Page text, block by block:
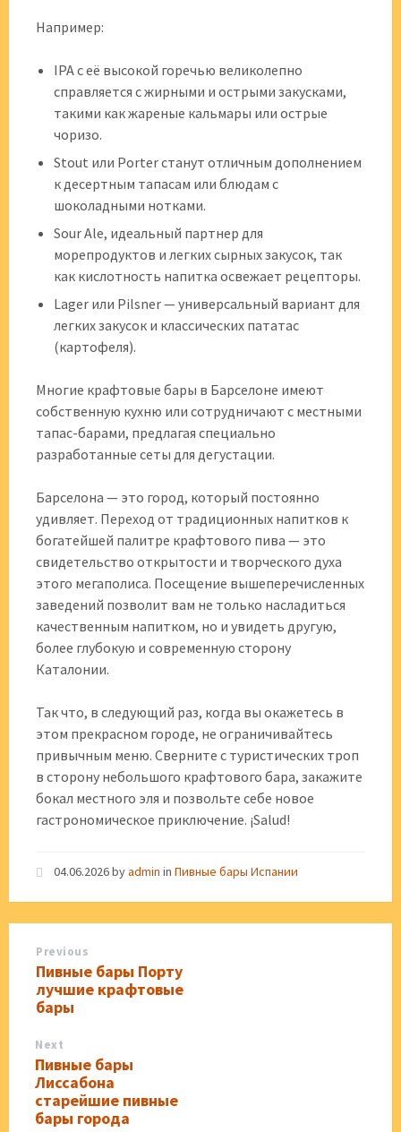
Например:
IPA с её высокой горечью великолепно
справляется с жирными и острыми закусками,
такими как жареные кальмары или острые
чоризо.
Stout или Porter станут отличным дополнением
к десертным тапасам или блюдам с
шоколадными нотками.
Sour Ale, идеальный партнер для
морепродуктов и легких сырных закусок, так
как кислотность напитка освежает рецепторы.
Lager или Pilsner — универсальный вариант для
легких закусок и классических пататас
(картофеля).
Многие крафтовые бары в Барселоне имеют
собственную кухню или сотрудничают с местными
тапас-барами, предлагая специально
разработанные сеты для дегустации.
Барселона — это город, который постоянно
удивляет. Переход от традиционных напитков к
богатейшей палитре крафтового пива — это
свидетельство открытости и творческого духа
этого мегаполиса. Посещение вышеперечисленных
заведений позволит вам не только насладиться
качественным напитком, но и увидеть другую,
более глубокую и современную сторону
Каталонии.
Так что, в следующий раз, когда вы окажетесь в
этом прекрасном городе, не ограничивайтесь
привычным меню. Сверните с туристических троп
в сторону небольшого крафтового бара, закажите
бокал местного эля и позвольте себе новое
гастрономическое приключение. ¡Salud!
04.06.2026byadmin in Пивные бары Испании
Previous
Пивные бары Порту
лучшие крафтовые
бары
Next
Пивные бары
Лиссабона
старейшие пивные
бары города